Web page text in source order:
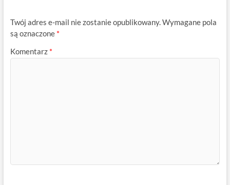
Twój adres e-mail nie zostanie opublikowany.Wymagane pola
są oznaczone *
Komentarz *